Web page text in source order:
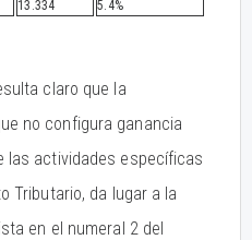
13.334 5.4%
claro que la
no configura ganancia
las actividades específicas
Tributario, da lugar a la
en el numeral 2 del